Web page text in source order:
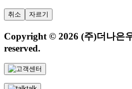
취소 자르기
Copyright © 2026 (주)더나은
reserved.